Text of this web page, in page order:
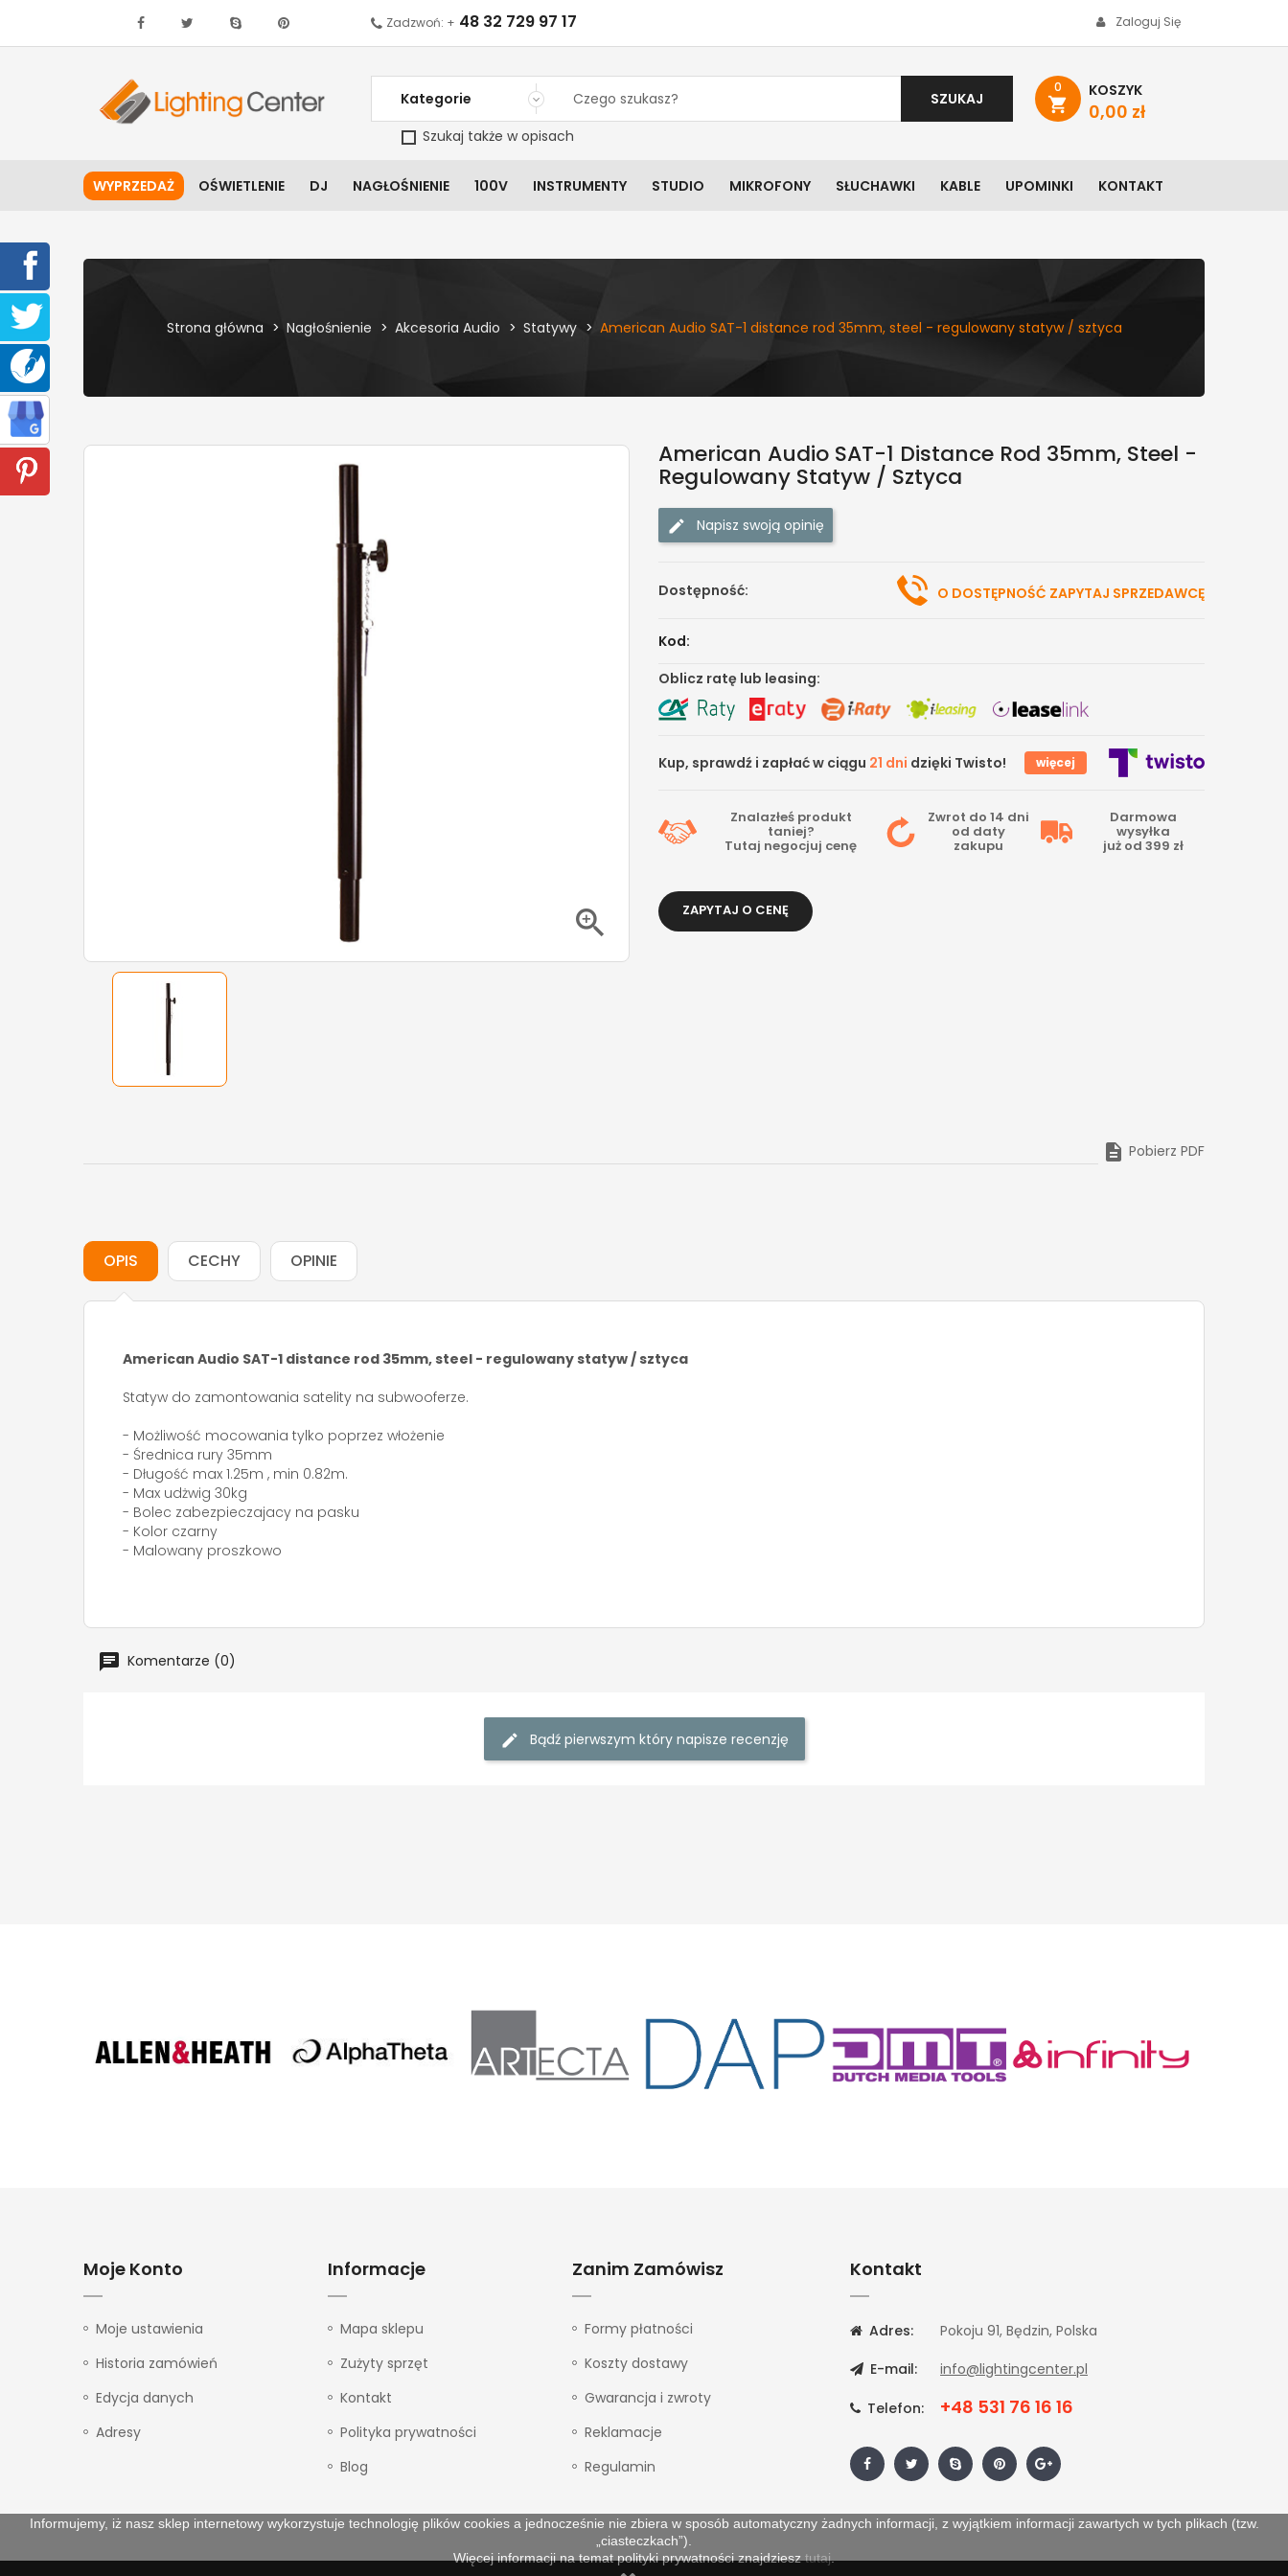
Informujemy, iż nasz sklep internetowy wykorzystuje technologię plików cookies a jednocześnie nie zbiera w sposób automatyczny żadnych informacji, z wyjątkiem informacji zawartych w tych plikach (tzw.
„ciasteczkach”).
Więcej informacji na temat polityki prywatności znajdziesztutaj.
Kategorie
SZUKAJ
Szukaj także w opisach
0
shopping_cart
KOSZYK
0,00 zł
Zadzwoń: + 48 32 729 97 17 Zaloguj Się
WYPRZEDAŻ OŚWIETLENIE DJ NAGŁOŚNIENIE 100V INSTRUMENTY STUDIO MIKROFONY SŁUCHAWKI KABLE UPOMINKI KONTAKT
Strona główna Nagłośnienie Akcesoria Audio Statywy American Audio SAT-1 distance rod 35mm, steel - regulowany statyw / sztyca

American Audio SAT-1 Distance Rod 35mm, Steel -
Regulowany Statyw / Sztyca
Napisz swoją opinię
Dostępność: O DOSTĘPNOŚĆ ZAPYTAJ SPRZEDAWCĘ
Kod:
Oblicz ratę lub leasing:
Kup, sprawdź i zapłać w ciągu 21 dni dzięki Twisto! więcej
Znalazłeś produkt
taniej?
Tutaj negocjuj cenę
Zwrot do 14 dni
od daty
zakupu
Darmowa
wysyłka
już od 399 zł
ZAPYTAJ O CENĘ
 Pobierz PDF
OPIS CECHY OPINIE
American Audio SAT-1 distance rod 35mm, steel - regulowany statyw / sztyca
Statyw do zamontowania satelity na subwooferze.
- Możliwość mocowania tylko poprzez włożenie
- Średnica rury 35mm
- Długość max 1.25m , min 0.82m.
- Max udżwig 30kg
- Bolec zabezpieczajacy na pasku
- Kolor czarny
- Malowany proszkowo
Komentarze (0)
Bądź pierwszym który napisze recenzję
Moje Konto
Moje ustawienia
Historia zamówień
Edycja danych
Adresy
Informacje
Mapa sklepu
Zużyty sprzęt
Kontakt
Polityka prywatności
Blog
Zanim Zamówisz
Formy płatności
Koszty dostawy
Gwarancja i zwroty
Reklamacje
Regulamin
Kontakt
Adres:
Pokoju 91, Będzin, Polska
E-mail:
info@lightingcenter.pl
Telefon: +48 531 76 16 16